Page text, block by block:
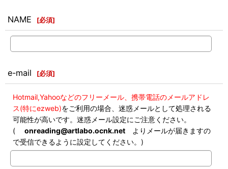
NAME [必須]
e-mail [必須]
Hotmail,Yahooなどのフリーメール、携帯電話のメールアドレ
ス(特にezweb)をご利用の場合、迷惑メールとして処理される
可能性が高いです。迷惑メール設定にご注意ください。
( onreading@artlabo.ocnk.net よりメールが届きますの
で受信できるように設定してください。)